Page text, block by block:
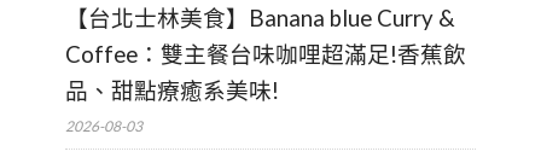
【台北士林美食】Banana blue Curry &
Coffee：雙主餐台味咖哩超滿足!香蕉飲
品、甜點療癒系美味!
2026-08-03